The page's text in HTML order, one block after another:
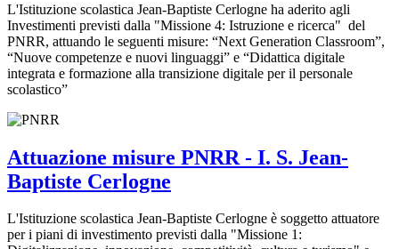
L'Istituzione scolastica Jean-Baptiste Cerlogne ha aderito agli
Investimenti previsti dalla "Missione 4: Istruzione e ricerca" del
PNRR, attuando le seguenti misure: “Next Generation Classroom”,
“Nuove competenze e nuovi linguaggi” e “Didattica digitale
integrata e formazione alla transizione digitale per il personale
scolastico”
Attuazione misure PNRR - I. S. Jean-
Baptiste Cerlogne
L'Istituzione scolastica Jean-Baptiste Cerlogne è soggetto attuatore
per i piani di investimento previsti dalla "Missione 1: